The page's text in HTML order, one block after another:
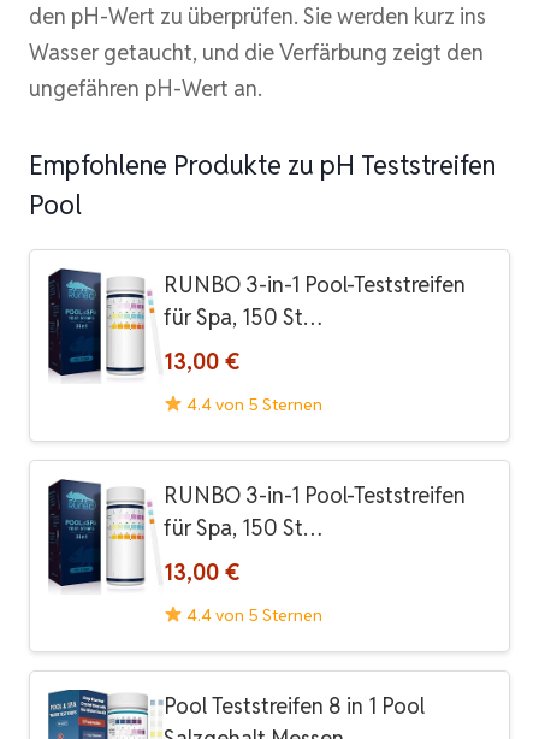
den pH-Wert zu überprüfen. Sie werden kurz ins
Wasser getaucht, und die Verfärbung zeigt den
ungefähren pH-Wert an.
Empfohlene Produkte zu pH Teststreifen
Pool
RUNBO 3-in-1 Pool-Teststreifen
für Spa, 150 St…
13,00 €
4.4 von 5 Sternen
RUNBO 3-in-1 Pool-Teststreifen
für Spa, 150 St…
13,00 €
4.4 von 5 Sternen
Pool Teststreifen 8 in 1 Pool